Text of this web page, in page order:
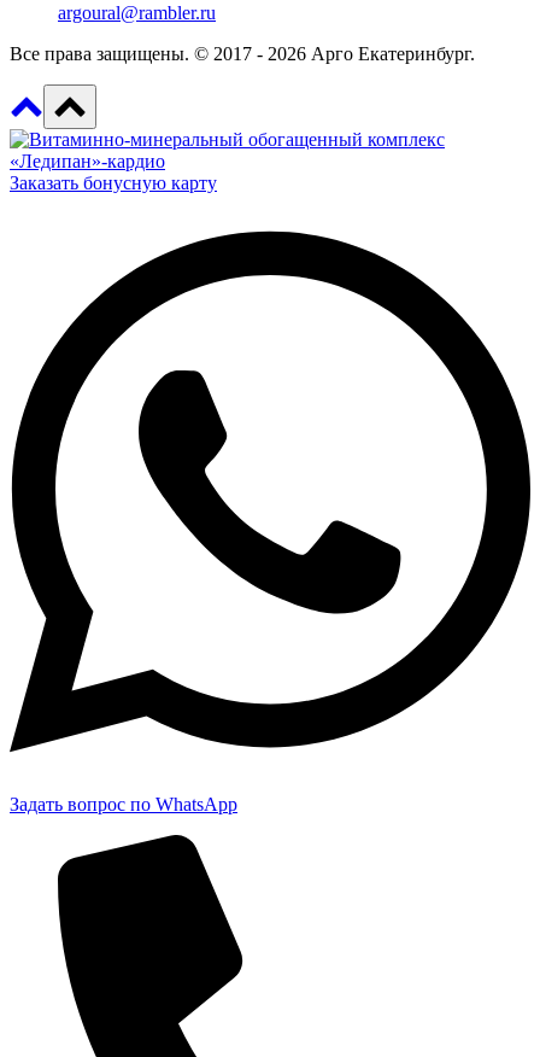
argoural@rambler.ru
Все права защищены. © 2017 - 2026 Арго Екатеринбург.
Заказать бонусную карту
Задать вопрос по WhatsApp